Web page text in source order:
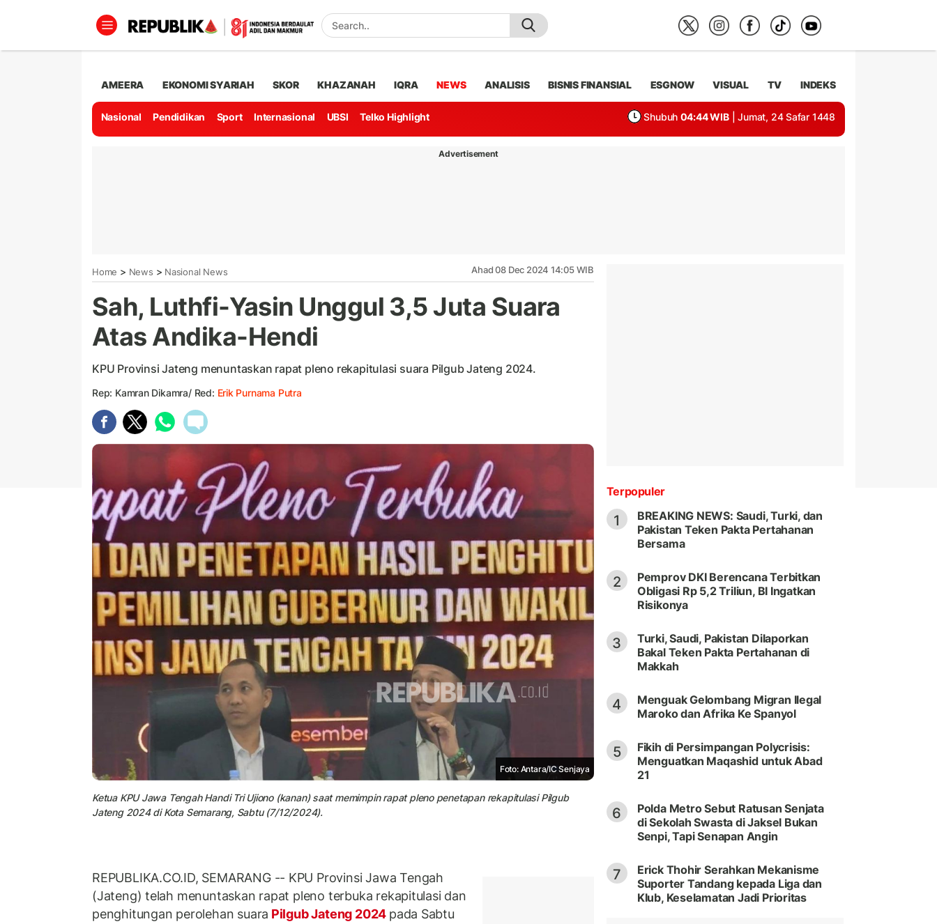
AMEERA EKONOMI SYARIAH SKOR KHAZANAH IQRA NEWS ANALISIS BISNIS FINANSIAL ESGNOW VISUAL TV INDEKS
Nasional Pendidikan Sport Internasional UBSI Telko Highlight Shubuh 04:44 WIB | Jumat, 24 Safar 1448
Advertisement
Home > News > Nasional News Ahad 08 Dec 2024 14:05 WIB
Sah, Luthfi-Yasin Unggul 3,5 Juta Suara
Atas Andika-Hendi
KPU Provinsi Jateng menuntaskan rapat pleno rekapitulasi suara Pilgub Jateng 2024.
Rep: Kamran Dikamra/ Red: Erik Purnama Putra
Foto: Antara/IC Senjaya
Ketua KPU Jawa Tengah Handi Tri Ujiono (kanan) saat memimpin rapat pleno penetapan rekapitulasi Pilgub
Jateng 2024 di Kota Semarang, Sabtu (7/12/2024).
REPUBLIKA.CO.ID, SEMARANG -- KPU Provinsi Jawa Tengah
(Jateng) telah menuntaskan rapat pleno terbuka rekapitulasi dan
penghitungan perolehan suara Pilgub Jateng 2024 pada Sabtu
Terpopuler
1
BREAKING NEWS: Saudi, Turki, dan
Pakistan Teken Pakta Pertahanan
Bersama
2
Pemprov DKI Berencana Terbitkan
Obligasi Rp 5,2 Triliun, BI Ingatkan
Risikonya
3
Turki, Saudi, Pakistan Dilaporkan
Bakal Teken Pakta Pertahanan di
Makkah
4
Menguak Gelombang Migran Ilegal
Maroko dan Afrika Ke Spanyol
5
Fikih di Persimpangan Polycrisis:
Menguatkan Maqashid untuk Abad
21
6
Polda Metro Sebut Ratusan Senjata
di Sekolah Swasta di Jaksel Bukan
Senpi, Tapi Senapan Angin
7
Erick Thohir Serahkan Mekanisme
Suporter Tandang kepada Liga dan
Klub, Keselamatan Jadi Prioritas